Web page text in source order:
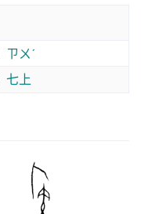
ㄗㄨˊ
七上